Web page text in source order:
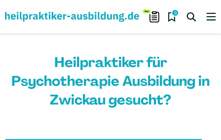
0
Heilpraktiker für
Psychotherapie Ausbildung in
Zwickau gesucht?